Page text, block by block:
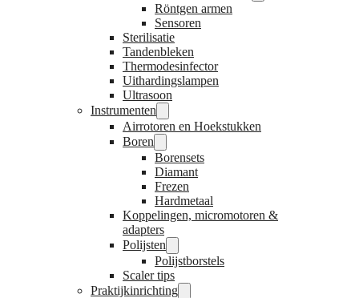
Röntgen armen
Sensoren
Sterilisatie
Tandenbleken
Thermodesinfector
Uithardingslampen
Ultrasoon
Instrumenten
Airrotoren en Hoekstukken
Boren
Borensets
Diamant
Frezen
Hardmetaal
Koppelingen, micromotoren &
adapters
Polijsten
Polijstborstels
Scaler tips
Praktijkinrichting